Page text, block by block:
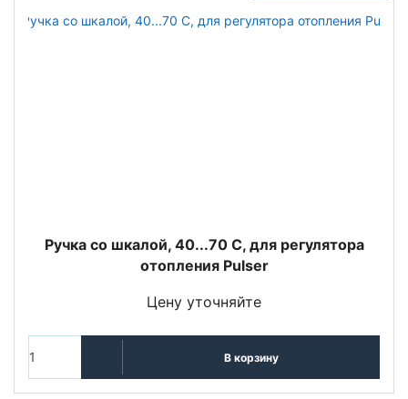
Ручка со шкалой, 40...70 С, для регулятора
отопления Pulser
Цену уточняйте
В корзину